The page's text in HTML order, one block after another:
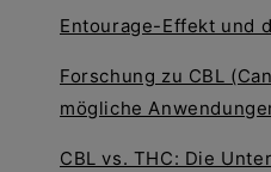
Entourage-Effekt und
Forschung zu CBL
mögliche
CBL vs. THC: Die